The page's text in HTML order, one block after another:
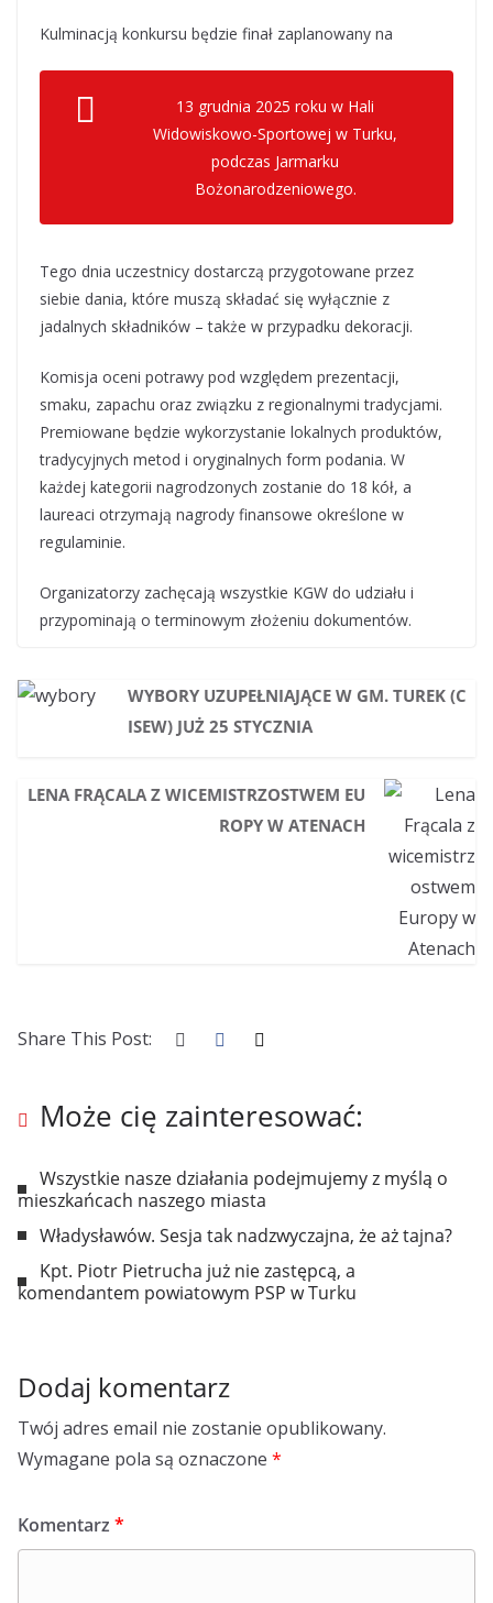
Kulminacją konkursu będzie finał zaplanowany na
13 grudnia 2025 roku w Hali
Widowiskowo-Sportowej w Turku,
podczas Jarmarku
Bożonarodzeniowego.
Tego dnia uczestnicy dostarczą przygotowane przez
siebie dania, które muszą składać się wyłącznie z
jadalnych składników – także w przypadku dekoracji.
Komisja oceni potrawy pod względem prezentacji,
smaku, zapachu oraz związku z regionalnymi tradycjami.
Premiowane będzie wykorzystanie lokalnych produktów,
tradycyjnych metod i oryginalnych form podania. W
każdej kategorii nagrodzonych zostanie do 18 kół, a
laureaci otrzymają nagrody finansowe określone w
regulaminie.
Organizatorzy zachęcają wszystkie KGW do udziału i
przypominają o terminowym złożeniu dokumentów.
WYBORY UZUPEŁNIAJĄCE W GM. TUREK (C
ISEW) JUŻ 25 STYCZNIA
LENA FRĄCALA Z WICEMISTRZOSTWEM EU
ROPY W ATENACH
Share This Post:
Może cię zainteresować:
Wszystkie nasze działania podejmujemy z myślą o
mieszkańcach naszego miasta
Władysławów. Sesja tak nadzwyczajna, że aż tajna?
Kpt. Piotr Pietrucha już nie zastępcą, a
komendantem powiatowym PSP w Turku
Dodaj komentarz
Twój adres email nie zostanie opublikowany.
Wymagane pola są oznaczone *
Komentarz *